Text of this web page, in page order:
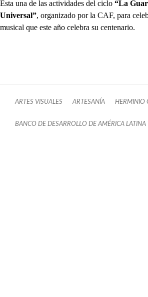
Esta una de las actividades del ciclo “La
Universal”, organizado por la CAF, para
musical que este año celebra su centenario.
ARTES VISUALES ARTESANÍA HERMINIO
BANCO DE DESARROLLO DE AMÉRICA LATINA